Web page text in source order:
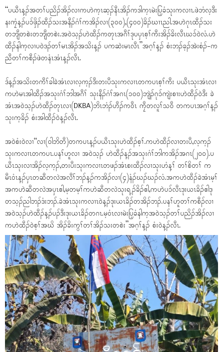
“ပယီၤန့ၣ်အတၢ်ပညိၣ်အိၣ်လၢကဟဲက့ၤဆ့ၣ်နီၤအိၣ်ကဒါက့ၤမဲးပြ့ခံသုးကလၢၤ.ဖဲဘံလ့ဒီး
နးကၠံန့ၣ်ပၥ်ဖှိၣ်ထီၣ်သးအနီၣ်ဂံၢ်ကအိၣ်လၢ(၃၀၀),(၄၀၀)ခိၣ်ဃၢၤညါ.အဟဲဂုၤထီၣ်သး
တဘျီတစဲးတဘျီတစဲး.အ၀ဲသ့ၣ်ဟဲထီၣ်ကတုၤအဂီၢ်ဒုပပှၤစ့ၢ်ကီးအိၣ်ခိးလီၤဃၥ်၀ဲလံ.ဟဲ
ထီၣ်နါက့လၢပ၀ဲဒၣ်တၢ်မၤအိၣ်အသိးန့ၣ် ပကဆဲးမၤလီၤ”အဂ့ၢ်န့ၣ် စံးဘၣ်ခ့ၣ်အဲးစံၣ်-က
ညီတၢ်ကစီၣ်ဖဲတနံၤအံၤန့ၣ်လီၤ.
ဒ်န့ၣ်အသိးတကီၢ်ခါခဲအံၤလၢလ့က့ၣ်ဒီးတးပီသုးကလၢၤတကပၤစ့ၢ်ကီး ပယီၤသုးအံၤလၢ
ကဟဲမၤအါထီၣ်အသုးဂံၢ်ဘါအဂီၢ် သုးနီၣ်ဂံၢ်အဂၤ(၁၀၀)ဘျဲၣ်ဂုၥ်ကျဲးစၢးဟဲထီၣ်၀ဲဒီး ခဲ
အံၤအ၀ဲသ့ၣ်ဟဲထီၣ်တုၤလၢ(DKBA)ဘိၤဘံၣ်ဟီၣ်က၀ီၤ ကၠီတလူၢ်သ၀ီ တကပၤအဂ့ၢ်န့ၣ်
သုးက့ခိၣ် စံးအါထီၣ်၀ဲန့ၣ်လီၤ.
အ၀ဲစံး၀ဲလၢ“လၢ(၀ါဘိတီ)တကပၤန့ၣ်ပယီၤသုးဟဲထီၣ်စ့ၢ်.ကဟဲထီၣ်လၢတးပီ,လ့က့ၣ်
သုးကလၢၤတကပၤ.ပနၢ်ဟူလၢ အ၀ဲသ့ၣ် ဟဲထီၣ်န့ၣ်အသုးဂံၢ်ဘါကအိၣ်အဂၤ(၂၀၀).ပ
ယီၤသုးလၢအိၣ်လ့က့ၣ်,တးပီးသုးကလၢၤတဖၣ်အံၤစးထီၣ်လၢသုးဟံန့ၢ် တၢ်စိတၢ် က
မီၤ၀ံၤန့ၣ်ပှၤတဆီတလဲအလီၢ်ဘၣ်န့ၣ်ကအိၣ်လၢ(၄)နံၣ်ဃၣ်ဃၣ်လံ.အကဟဲထီၣ်ခဲအံၤမ့ၢ်
အကဟဲဆီတလဲအပှၤဧါ,မ့တမ့ၢ်ကဟဲဆီတလဲသုးရ့ၣ်ခိၣ်ဧါ,ကဟဲပၥ်လီၤဒုးယၤခိၣ်ဧါဒု
တသ့ၣ်ညါဘၣ်ဒံးဘၣ်.ခဲအံၤသုးကလၢၤ၀ဲန့ၣ်ဒုးယၤခိၣ်တအိၣ်ဘၣ်.ပနၢ်ဟူတၢ်ကစီၣ်လၢ
အ၀ဲသ့ၣ်ဟဲထီၣ်န့ၣ်ပၣ်ဒီးဒုးယၤခိၣ်တဂၤ.မ့၀ံၤလၢမဲးပြ့ခံနါက့အ၀ဲသ့ၣ်တၢ်ပညိၣ်အိၣ်လၢ
ကဟဲထီၣ်၀ဲစ့ၢ်အဃိ အိၣ်ခိးကွၢ်တၢ်အိၣ်သးတစဲး”အဂ့ၢ်န့ၣ် စံး၀ဲန့ၣ်လီၤ.